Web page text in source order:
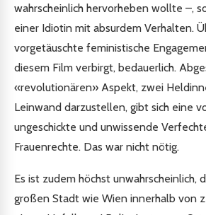
wahrscheinlich hervorheben wollte –,
einer Idiotin mit absurdem Verhalten.
vorgetäuschte feministische
diesem Film verbirgt, bedauerlich.
«revolutionären» Aspekt, zwei
Leinwand darzustellen, gibt sich eine
ungeschickte und unwissende
Frauenrechte. Das war nicht nötig.
Es ist zudem höchst unwahrscheinlich,
großen Stadt wie Wien innerhalb von